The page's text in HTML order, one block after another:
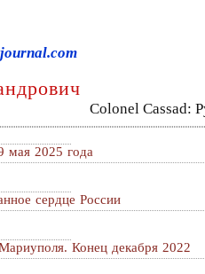
Colonel Cassad:
мая 2025 года
сердце России
Конец декабря 2022